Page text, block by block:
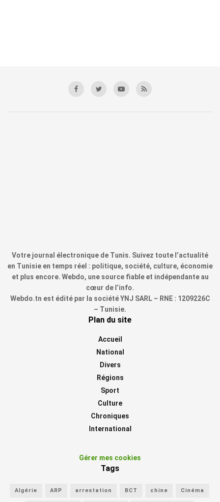
Votre journal électronique de Tunis. Suivez toute l’actualité
en Tunisie en temps réel : politique, société, culture, économie
et plus encore. Webdo, une source fiable et indépendante au
cœur de l’info.
Webdo.tn est édité par la société YNJ SARL – RNE : 1209226C
– Tunisie.
Plan du site
Accueil
National
Divers
Régions
Sport
Culture
Chroniques
International
Gérer mes cookies
Tags
Algérie ARP arrestation BCT chine Cinéma